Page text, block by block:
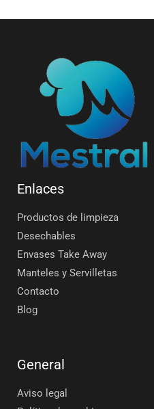
Enlaces
Productos de limpieza
Desechables
Envases Take Away
Manteles y Servilletas
Contacto
Blog
General
Aviso legal